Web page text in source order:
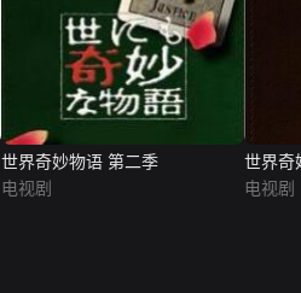
世界奇妙物语 第二季
电视剧
世界奇
电视剧